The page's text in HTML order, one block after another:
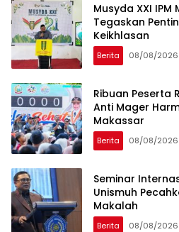
Musyda XXI IPM
Tegaskan
Keikhlasan
Berita 08/08/2026
Ribuan Peserta
Anti Mager
Makassar
Berita 08/08/2026
Seminar
Unismuh
Makalah
Berita 08/08/2026